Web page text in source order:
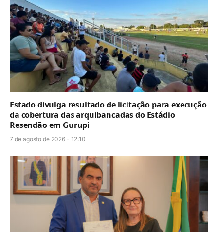
Estado divulga resultado de licitação para execução
da cobertura das arquibancadas do Estádio
Resendão em Gurupi
7 de agosto de 2026 - 12:10